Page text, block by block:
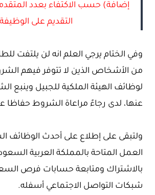
إضافة) حسب الاكتفاء بعدد
التقديم على
وفي الختام يرجي العلم انه لن يلتفت
من الأشخاص الذين لا تتوفر فيهم
لوظائف الهيئة الملكية للجبيل وينبع
عنها، لدى رجاءً مراعاة الشروط حفاظا
ولتبقى على إطلاع على أحدث الوظائف
العمل المتاحة بالمملكة العربية
بالاشتراك ومتابعة حسابات فرص
شبكات التواصل الاجتماعي أسفله.